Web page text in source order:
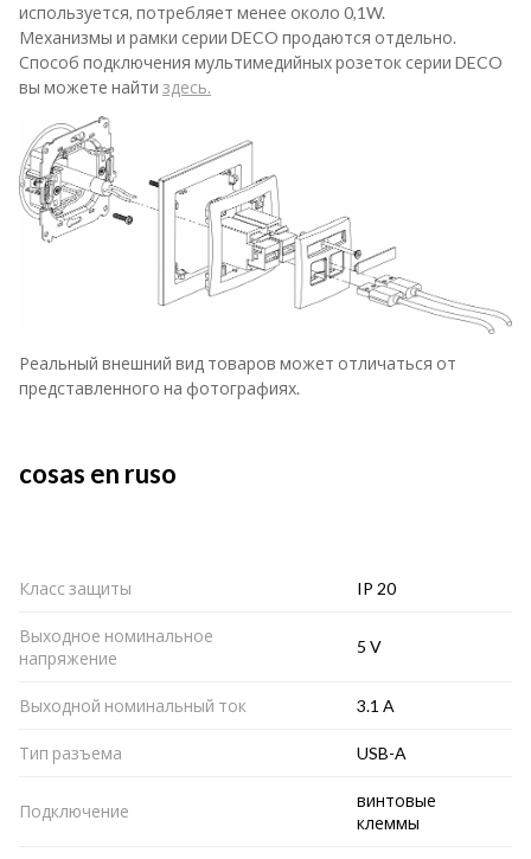
используется, потребляет менее около 0,1W.
Механизмы и рамки серии DECO продаются отдельно.
Способ подключения мультимедийных розеток серии DECO
вы можете найти здесь.
Реальный внешний вид товаров может отличаться от
представленного на фотографиях.
cosas en ruso
Класс защиты IP 20
Выходное номинальное
напряжение
5 V
Выходной номинальный ток 3.1 A
Тип разъема USB-A
Подключение
винтовые
клеммы